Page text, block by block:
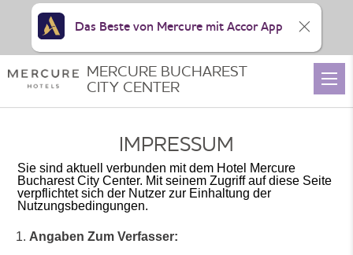
IMPRESSUM
Sie sind aktuell verbunden mit dem Hotel Mercure
Bucharest City Center. Mit seinem Zugriff auf diese Seite
verpflichtet sich der Nutzer zur Einhaltung der
Nutzungsbedingungen.
Angaben Zum Verfasser:
MERCURE BUCHAREST
CITY CENTER
Das Beste von Mercure mit Accor App